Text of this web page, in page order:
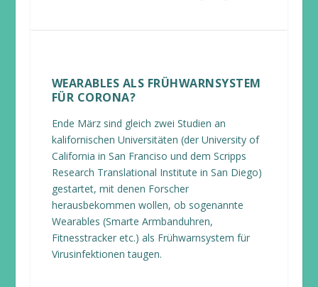
WEARABLES ALS FRÜHWARNSYSTEM
FÜR CORONA?
Ende März sind gleich zwei Studien an
kalifornischen Universitäten (der University of
California in San Franciso und dem Scripps
Research Translational Institute in San Diego)
gestartet, mit denen Forscher
herausbekommen wollen, ob sogenannte
Wearables (Smarte Armbanduhren,
Fitnesstracker etc.) als Frühwarnsystem für
Virusinfektionen taugen.